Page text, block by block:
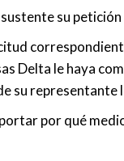
su
Delta le haya
su representante
por qué